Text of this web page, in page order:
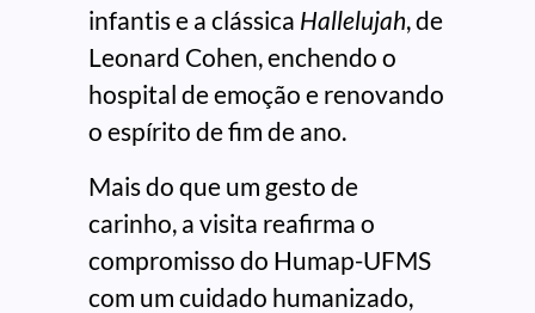
infantis e a clássica Hallelujah, de
Leonard Cohen, enchendo o
hospital de emoção e renovando
o espírito de fim de ano.
Mais do que um gesto de
carinho, a visita reafirma o
compromisso do Humap-UFMS
com um cuidado humanizado,